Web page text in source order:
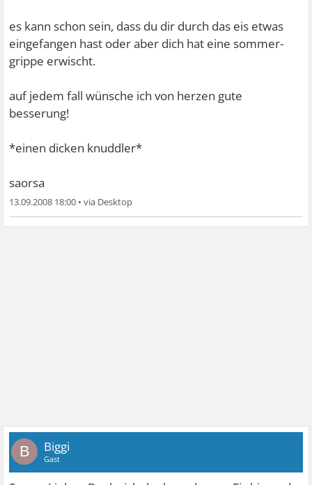
es kann schon sein, dass du dir durch das eis etwas
eingefangen hast oder aber dich hat eine sommer-
grippe erwischt.
auf jedem fall wünsche ich von herzen gute
besserung!
*einen dicken knuddler*
saorsa
13.09.2008 18:00 •
B Biggi
Gast